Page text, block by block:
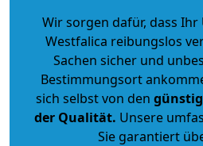
Wir sorgen dafür, dass
Westfalica reibungslos
Sachen sicher und
Bestimmungsort
sich selbst von den
der Qualität. Unsere
Sie garantiert